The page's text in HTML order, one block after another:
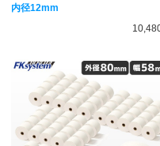
内径12mm